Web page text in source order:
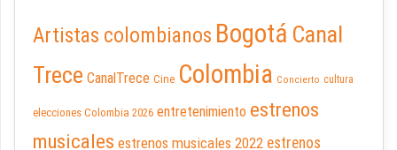
Artistas colombianos Bogotá Canal
Trece CanalTrece Cine Colombia Concierto cultura
elecciones Colombia 2026 entretenimiento estrenos
musicales estrenos musicales 2022 estrenos